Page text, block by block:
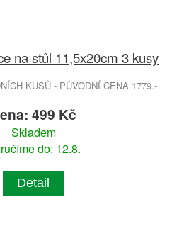
na stůl 11,5x20cm 3 kusy
KUSŮ - PŮVODNÍ CENA 1779.-
499 Kč
Skladem
do: 12.8.
Detail